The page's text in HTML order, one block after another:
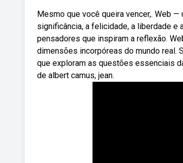
Mesmo que você queira vencer,. Web
significância, a felicidade, a liberdade e
pensadores que inspiram a reflexão.
dimensões incorpóreas do mundo real.
que exploram as questões essenciais
de albert camus, jean.